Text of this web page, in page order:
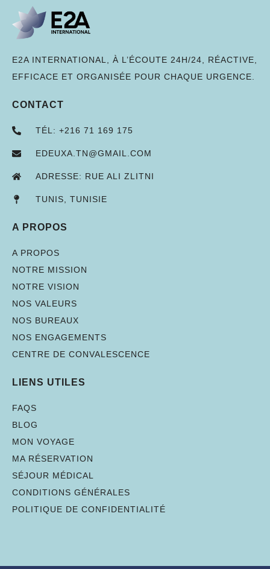
E2A INTERNATIONAL, À L’ÉCOUTE 24H/24, RÉACTIVE,
EFFICACE ET ORGANISÉE POUR CHAQUE URGENCE.
CONTACT
TÉL: +216 71 169 175
EDEUXA.TN@GMAIL.COM
ADRESSE: RUE ALI ZLITNI
TUNIS, TUNISIE
A PROPOS
A PROPOS
NOTRE MISSION
NOTRE VISION
NOS VALEURS
NOS BUREAUX
NOS ENGAGEMENTS
CENTRE DE CONVALESCENCE
LIENS UTILES
FAQS
BLOG
MON VOYAGE
MA RÉSERVATION
SÉJOUR MÉDICAL
CONDITIONS GÉNÉRALES
POLITIQUE DE CONFIDENTIALITÉ